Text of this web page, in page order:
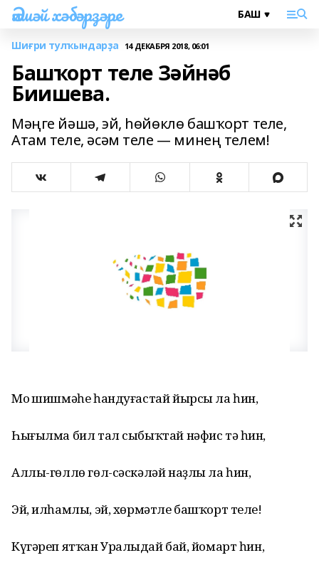
Әлшәй хәбәрҙәре
Шиғри тулҡындарҙа 14 ДЕКАБРЯ 2018, 06:01
Башҡорт теле Зәйнәб
Биишева.
Мәңге йәшә, эй, һөйөклө башҡорт теле,
Атам теле, әсәм теле — минең телем!
Моң шишмәһе һандуғастай йырсы ла һин,
Һығылма бил тал сыбыҡтай нәфис тә һин,
Аллы-гөллө гөл-сәскәләй наҙлы ла һин,
Эй, илһамлы, эй, хөрмәтле башҡорт теле!
Күгәреп ятҡан Уралыңдай бай, йомарт һин,